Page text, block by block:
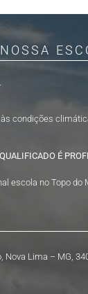
condições
É
escola no Topo do
Nova Lima – MG,